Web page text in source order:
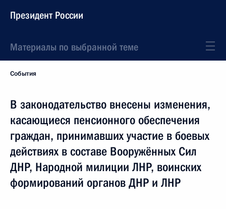
Президент России
Материалы по выбранной теме
События
В законодательство внесены изменения,
касающиеся пенсионного обеспечения
граждан, принимавших участие в боевых
действиях в составе Вооружённых Сил
ДНР, Народной милиции ЛНР, воинских
формирований органов ДНР и ЛНР